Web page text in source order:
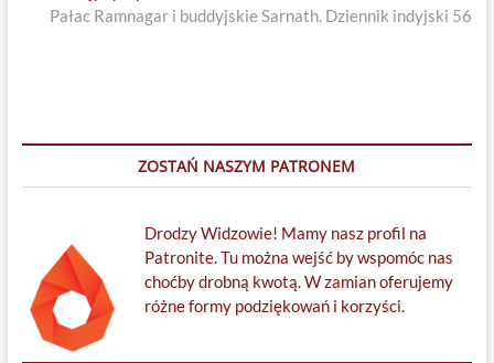
post:
Pałac Ramnagar i buddyjskie Sarnath. Dziennik indyjski 56
ZOSTAŃ NASZYM PATRONEM
Drodzy Widzowie! Mamy nasz profil na
Patronite. Tu można wejść by wspomóc nas
choćby drobną kwotą. W zamian oferujemy
różne formy podziękowań i korzyści.